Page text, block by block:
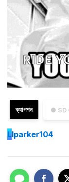
● SD
ক্যাপশন
Llparker104